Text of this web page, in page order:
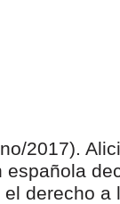
2017).
española
derecho